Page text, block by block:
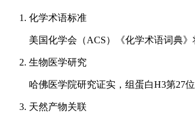
化学术语标准
美国化学会（ACS）《化学术语词典
生物医学研究
哈佛医学院研究证实，组蛋白H3第27
天然产物关联